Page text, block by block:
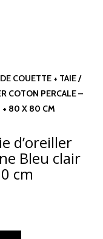
COUETTE + TAIE/
COTON PERCALE –
+ 80 X 80 CM
d’oreiller
Bleu clair
cm